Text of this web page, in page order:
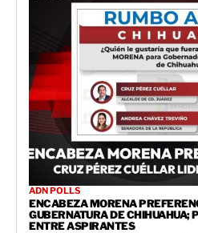
ADN POLLS
ENCABEZA MORENA
GUBERNATURA DE CHIHUAHUA;
ENTRE ASPIRANTES